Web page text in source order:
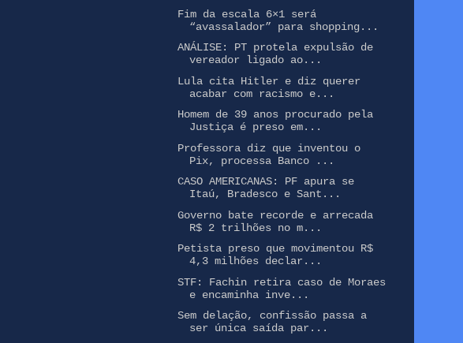
Fim da escala 6×1 será
“avassalador” para shopping...
ANÁLISE: PT protela expulsão de
vereador ligado ao...
Lula cita Hitler e diz querer
acabar com racismo e...
Homem de 39 anos procurado pela
Justiça é preso em...
Professora diz que inventou o
Pix, processa Banco ...
CASO AMERICANAS: PF apura se
Itaú, Bradesco e Sant...
Governo bate recorde e arrecada
R$ 2 trilhões no m...
Petista preso que movimentou R$
4,3 milhões declar...
STF: Fachin retira caso de Moraes
e encaminha inve...
Sem delação, confissão passa a
ser única saída par...